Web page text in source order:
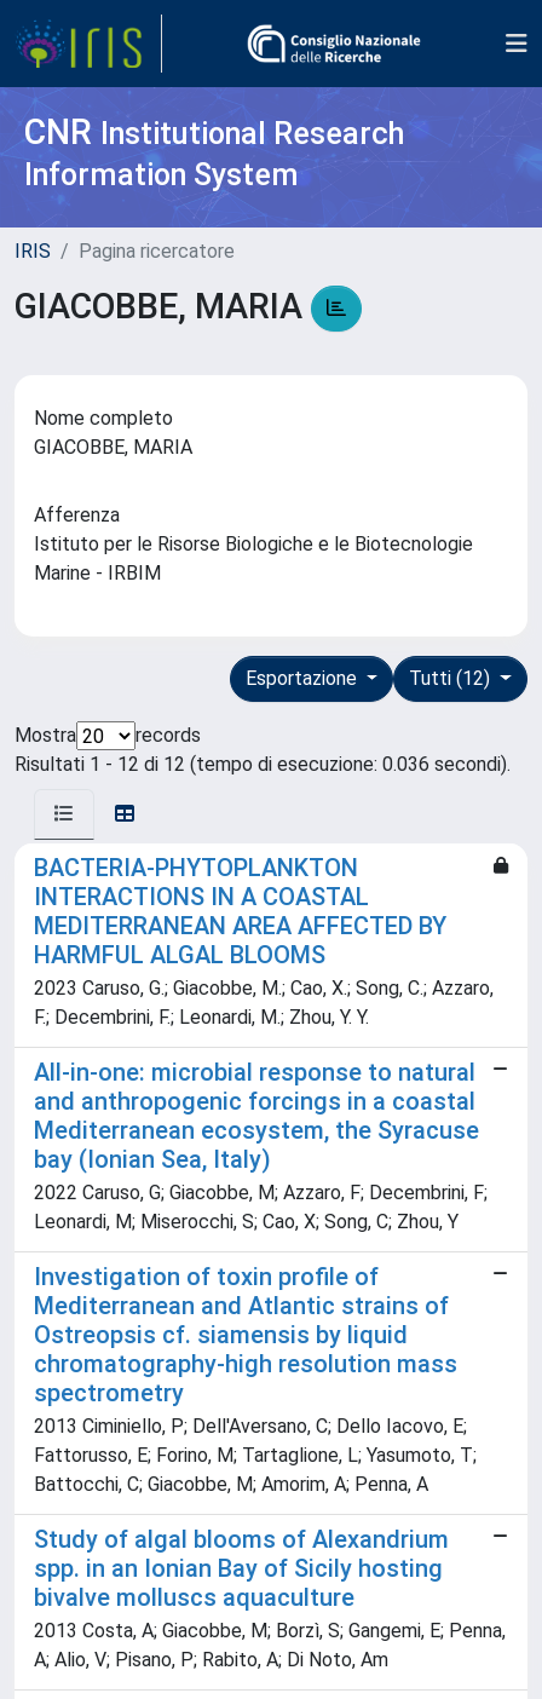
CNR Institutional Research
Information System
IRIS Pagina ricercatore
GIACOBBE, MARIA
Nome completo
GIACOBBE, MARIA
Afferenza
Istituto per le Risorse Biologiche e le Biotecnologie
Marine - IRBIM
Tutti (12)
Esportazione
Mostra
records
Risultati 1 - 12 di 12 (tempo di esecuzione: 0.036 secondi).
BACTERIA-PHYTOPLANKTON
INTERACTIONS IN A COASTAL
MEDITERRANEAN AREA AFFECTED BY
HARMFUL ALGAL BLOOMS
2023 Caruso, G.; Giacobbe, M.; Cao, X.; Song, C.; Azzaro,
F.; Decembrini, F.; Leonardi, M.; Zhou, Y. Y.
All-in-one: microbial response to natural
and anthropogenic forcings in a coastal
Mediterranean ecosystem, the Syracuse
bay (Ionian Sea, Italy)
2022 Caruso, G; Giacobbe, M; Azzaro, F; Decembrini, F;
Leonardi, M; Miserocchi, S; Cao, X; Song, C; Zhou, Y
Investigation of toxin profile of
Mediterranean and Atlantic strains of
Ostreopsis cf. siamensis by liquid
chromatography-high resolution mass
spectrometry
2013 Ciminiello, P; Dell'Aversano, C; Dello Iacovo, E;
Fattorusso, E; Forino, M; Tartaglione, L; Yasumoto, T;
Battocchi, C; Giacobbe, M; Amorim, A; Penna, A
Study of algal blooms of Alexandrium
spp. in an Ionian Bay of Sicily hosting
bivalve molluscs aquaculture
2013 Costa, A; Giacobbe, M; Borzì, S; Gangemi, E; Penna,
A; Alio, V; Pisano, P; Rabito, A; Di Noto, Am